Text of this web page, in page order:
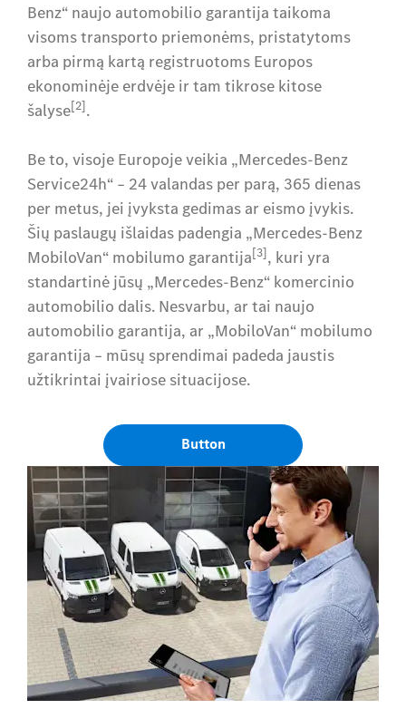
Benz“ naujo automobilio garantija taikoma
visoms transporto priemonėms, pristatytoms
arba pirmą kartą registruotoms Europos
ekonominėje erdvėje ir tam tikrose kitose
šalyse[2].
Be to, visoje Europoje veikia „Mercedes-Benz
Service24h“ – 24 valandas per parą, 365 dienas
per metus, jei įvyksta gedimas ar eismo įvykis.
Šių paslaugų išlaidas padengia „Mercedes-Benz
MobiloVan“ mobilumo garantija[3], kuri yra
standartinė jūsų „Mercedes-Benz“ komercinio
automobilio dalis. Nesvarbu, ar tai naujo
automobilio garantija, ar „MobiloVan“ mobilumo
garantija – mūsų sprendimai padeda jaustis
užtikrintai įvairiose situacijose.
Button